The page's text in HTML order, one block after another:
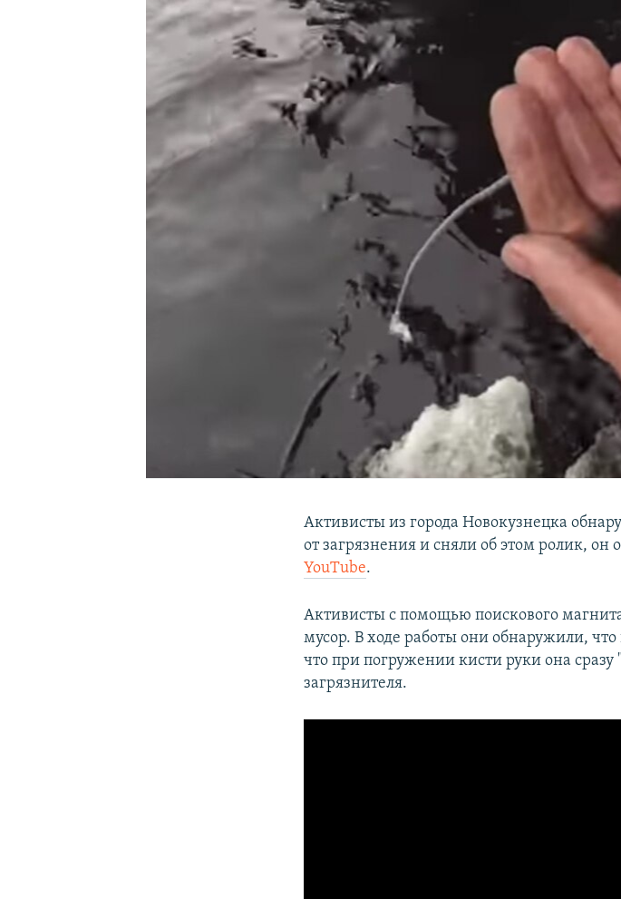
ПОДПИШИТЕСЬ НА РАССЫЛКУ
Активисты из города Новокузнецка
от загрязнения и сняли об этом ролик, он
YouTube.
Активисты с помощью поискового
мусор. В ходе работы они обнаружили, что
что при погружении кисти руки она сразу
загрязнителя.